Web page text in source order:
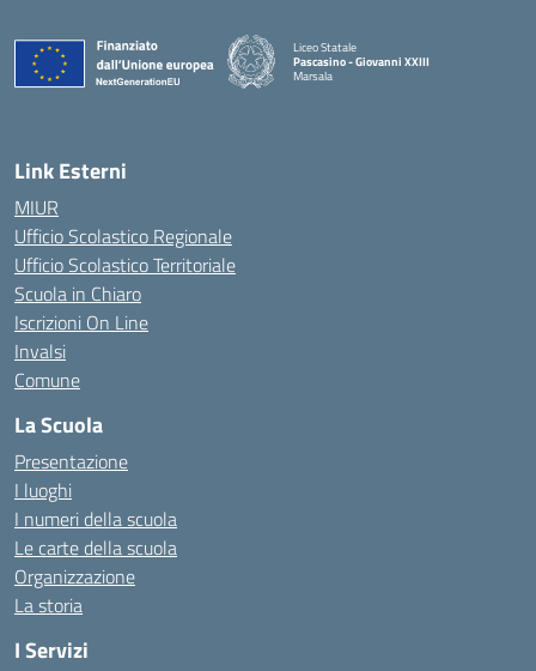
Liceo Statale
Pascasino - Giovanni XXIII
Marsala
Link Esterni
MIUR
Ufficio Scolastico Regionale
Ufficio Scolastico Territoriale
Scuola in Chiaro
Iscrizioni On Line
Invalsi
Comune
La Scuola
Presentazione
I luoghi
I numeri della scuola
Le carte della scuola
Organizzazione
La storia
I Servizi